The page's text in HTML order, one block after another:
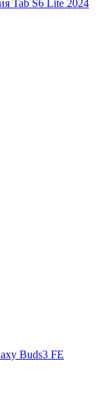
Tab S6 Lite 2024
Buds3 FE